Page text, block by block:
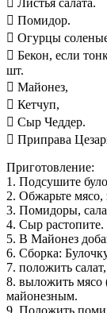
 Помидор.
 Огурцы
 Бекон, если
шт.
 Майонез,
 Кетчуп,
 Сыр Чеддер.
 Приправа
Приготовление:
1. Подсушите
2. Обжарьте мясо,
3. Помидоры,
4. Сыр растопите.
5. В Майонез
6. Сборка:
7. положить салат,
8. выложить мясо
майонезным.
9. Положить